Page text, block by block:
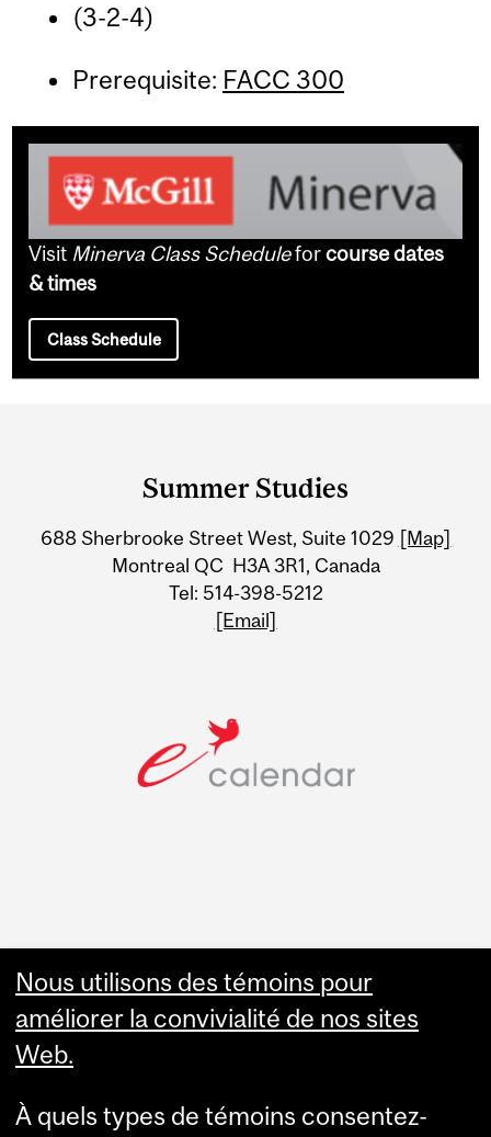
(3-2-4)
Prerequisite: FACC 300
Visit Minerva Class Scheduleforcourse dates
& times
Class Schedule
Information
Summer Studies
688 Sherbrooke Street West, Suite 1029 [Map]
Montreal QC H3A 3R1, Canada
Tel: 514-398-5212
[Email]
Faculty Links
Contact
Nous utilisons des témoins pour
améliorer la convivialité de nos sites
Web.
À quels types de témoins consentez-